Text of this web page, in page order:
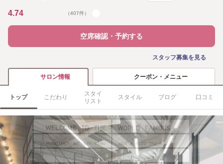
4.74 （407件）
空席確認・予約する
スタッフ募集を見る
サロン情報 クーポン・メニュー
トップ こだわり
スタイ
リスト
スタイル ブログ 口コミ